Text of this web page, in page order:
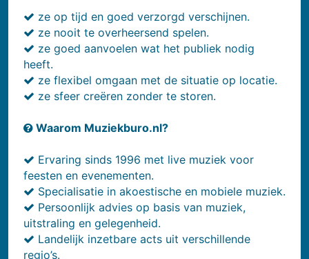
ze op tijd en goed verzorgd verschijnen.
ze nooit te overheersend spelen.
ze goed aanvoelen wat het publiek nodig
heeft.
ze flexibel omgaan met de situatie op locatie.
ze sfeer creëren zonder te storen.
Waarom Muziekburo.nl?
Ervaring sinds 1996 met live muziek voor
feesten en evenementen.
Specialisatie in akoestische en mobiele muziek.
Persoonlijk advies op basis van muziek,
uitstraling en gelegenheid.
Landelijk inzetbare acts uit verschillende
regio’s.